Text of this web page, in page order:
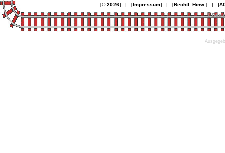
[© 2026]| [Impressum]| [Rechtl. Hinw.]|
©